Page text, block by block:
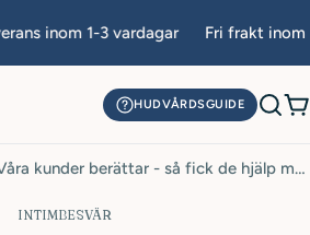
inom 1-3 vardagar Fri frakt inom
HUDVÅRDSGUIDE
Våra kunder berättar - så fick de hjälp med deras vestibulit
INTIMBESVÄR